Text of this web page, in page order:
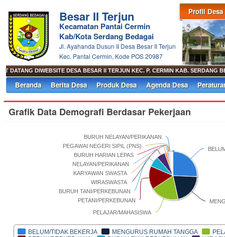
Profil Desa
Besar II Terjun
Kecamatan Pantai Cermin
Kab/Kota Serdang Bedagai
Jl. Ayahanda Dusun II Desa Besar II Terjun
Kec. Pantai Cermin, Kode POS 20987
DIWEBSITE DESA BESAR II TERJUN KEC. P. CERMIN KAB. SERDANG
Beranda Berita Desa Produk Desa Agenda Desa
Grafik Data Demografi Berdasar Pekerjaan
PELAJAR/MAHASISWA
PETANI/PERKEBUNAN
BURUH TANI/PERKEBUNAN
WIRASWASTA
KARYAWAN SWASTA
NELAYAN/PERIKANAN
BURUH HARIAN LEPAS
PEGAWAI NEGERI SIPIL (PNS)
BURUH NELAYAN/PERIKANAN
BELUM/TIDAK BEKERJA MENGURUS RUMAH TANGGA